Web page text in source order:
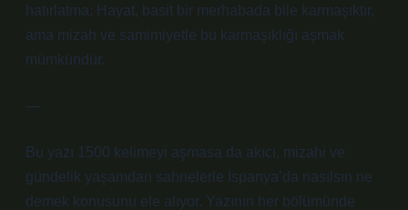
hatırlatma: Hayat, basit bir merhabada bile karmaşıktır,
ama mizah ve samimiyetle bu karmaşıklığı aşmak
mümkündür.
—
Bu yazı 1500 kelimeyi aşmasa da akıcı, mizahi ve
gündelik yaşamdan sahnelerle İspanya’da nasılsın ne
demek konusunu ele alıyor. Yazının her bölümünde